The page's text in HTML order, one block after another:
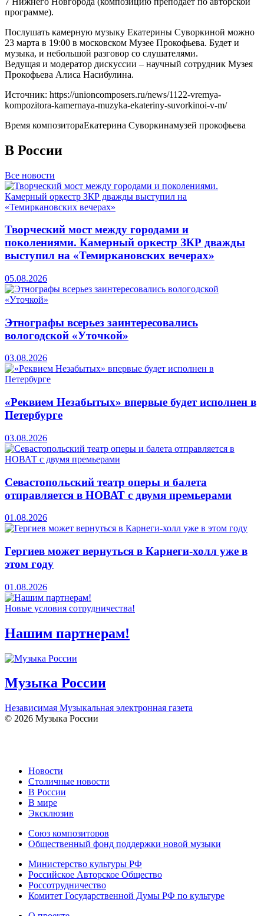
программе).
Послушать камерную музыку Екатерины Суворкиной можно
23 марта в 19:00 в московском Музее Прокофьева. Будет и
музыка, и небольшой разговор со слушателями.
Ведущая и модератор дискуссии – научный сотрудник Музея
Прокофьева Алиса Насибулина.
Источник: https://unioncomposers.ru/news/1122-vremya-
kompozitora-kamernaya-muzyka-ekateriny-suvorkinoi-v-m/
Время композитораЕкатерина Суворкинамузей прокофьева
В России
Все новости
Творческий мост между городами и
поколениями. Камерный оркестр ЗКР дважды
выступил на «Темиркановских вечерах»
05.08.2026
Этнографы всерьез заинтересовались
вологодской «Уточкой»
03.08.2026
«Реквием Незабытых» впервые будет исполнен в
Петербурге
03.08.2026
Севастопольский театр оперы и балета
отправляется в НОВАТ с двумя премьерами
01.08.2026
Гергиев может вернуться в Карнеги-холл уже в
этом году
01.08.2026
Новые условия сотрудничества!
Нашим партнерам!
Музыка России
Независимая Музыкальная электронная газета
© 2026 Музыка России
Новости
Столичные новости
В России
В мире
Эксклюзив
Союз композиторов
Общественный фонд поддержки новой музыки
Министерство культуры РФ
Российское Авторское Общество
Россотрудничество
Комитет Государственной Думы РФ по культуре